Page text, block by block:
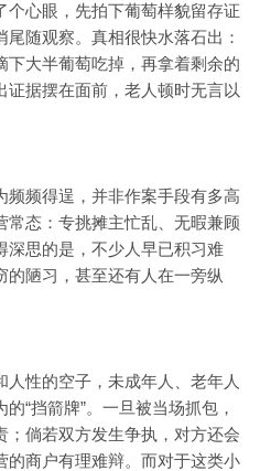
心眼，先拍下葡萄样貌留存证
随观察。真相很快水落石出：
大半葡萄吃掉，再拿着剩余的
据摆在面前，老人顿时无言以
频得逞，并非作案手段有多高
常态：专挑摊主忙乱、无暇兼顾
深思的是，不少人早已积习难
陋习，甚至还有人在一旁纵
性的空子，未成年人、老年人
“挡箭牌”。一旦被当场抓包，
倘若双方发生争执，对方还会
的商户有理难辩。而对于这类小